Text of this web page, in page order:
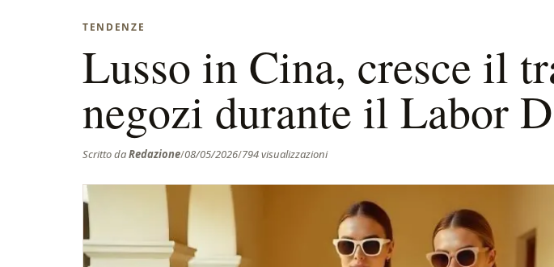
TENDENZE
Lusso in Cina, cresce il
negozi durante il Labor
Scritto daRedazione/08/05/2026/794 visualizzazioni